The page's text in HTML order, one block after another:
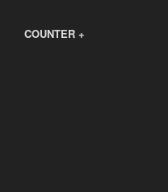
COUNTER +